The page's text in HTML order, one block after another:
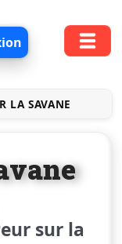
LA SAVANE
sur la